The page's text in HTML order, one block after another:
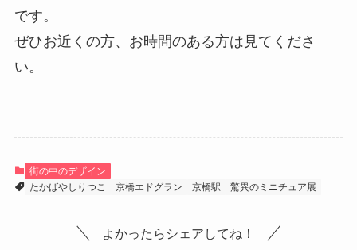
です。
ぜひお近くの方、お時間のある方は見てくださ
い。
街の中のデザイン
たかばやしりつこ
京橋エドグラン 京橋駅 驚異のミニチュア展
よかったらシェアしてね！